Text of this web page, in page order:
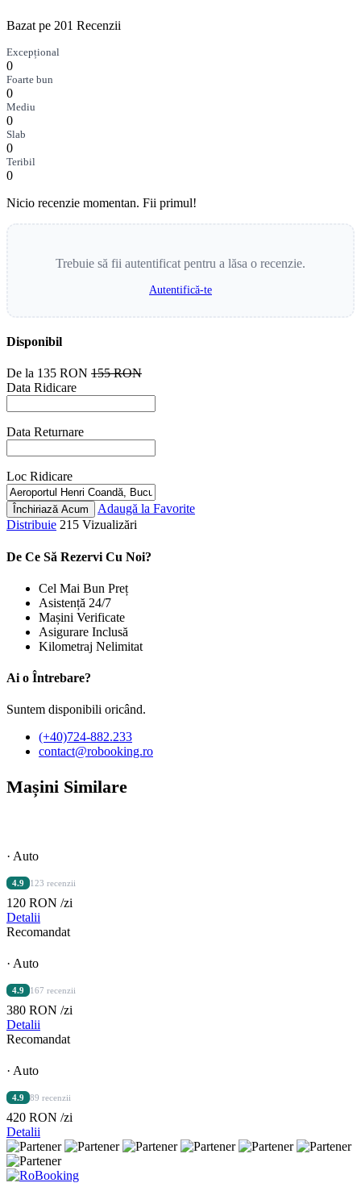
Bazat pe 201 Recenzii
Excepțional
0
Foarte bun
0
Mediu
0
Slab
0
Teribil
0
Nicio recenzie momentan. Fii primul!
Trebuie să fii autentificat pentru a lăsa o recenzie.
Autentifică-te
Disponibil
De la 135 RON 155 RON
Data Ridicare
Data Returnare
Loc Ridicare
Închiriază Acum
Adaugă la Favorite
Distribuie 215 Vizualizări
De Ce Să Rezervi Cu Noi?
Cel Mai Bun Preț
Asistență 24/7
Mașini Verificate
Asigurare Inclusă
Kilometraj Nelimitat
Ai o Întrebare?
Suntem disponibili oricând.
(+40)724-882.233
contact@robooking.ro
Mașini Similare
· Auto
4.9 123 recenzii
120 RON /zi
Detalii
Recomandat
· Auto
4.9 167 recenzii
380 RON /zi
Detalii
Recomandat
· Auto
4.9 89 recenzii
420 RON /zi
Detalii